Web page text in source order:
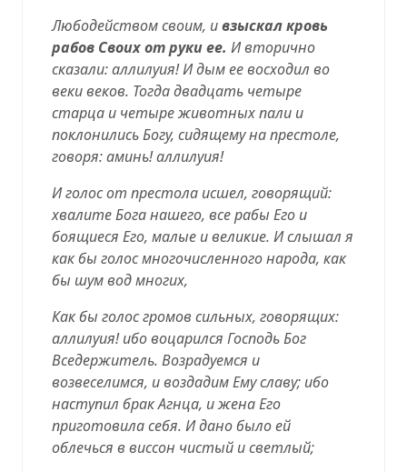
Любодейством своим, ивзыскал кровь
рабов Своих от руки ее. И вторично
сказали: аллилуия! И дым ее восходил во
веки веков. Тогда двадцать четыре
старца и четыре животных пали и
поклонились Богу, сидящему на престоле,
говоря: аминь! аллилуия!
И голос от престола исшел, говорящий:
хвалите Бога нашего, все рабы Его и
боящиеся Его, малые и великие. И слышал я
как бы голос многочисленного народа, как
бы шум вод многих,
Как бы голос громов сильных, говорящих:
аллилуия! ибо воцарился Господь Бог
Вседержитель. Возрадуемся и
возвеселимся, и воздадим Ему славу; ибо
наступил брак Агнца, и жена Его
приготовила себя. И дано было ей
облечься в виссон чистый и светлый;